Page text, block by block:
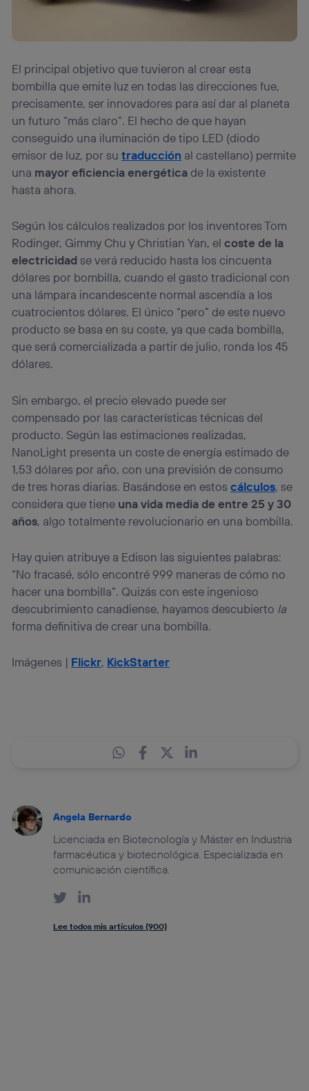
El principal objetivo que tuvieron al crear esta
bombilla que emite luz en todas las direcciones fue,
precisamente, ser innovadores para así dar al planeta
un futuro “más claro”. El hecho de que hayan
conseguido una iluminación de tipo LED (diodo
emisor de luz, por sutraducción al castellano) permite
una mayor eficiencia energéticade la existente
hasta ahora.
Según los cálculos realizados por los inventores Tom
Rodinger, Gimmy Chu y Christian Yan, elcoste de la
electricidadse verá reducido hasta los cincuenta
dólares por bombilla, cuando el gasto tradicional con
una lámpara incandescente normal ascendía a los
cuatrocientos dólares. El único “pero” de este nuevo
producto se basa en su coste, ya que cada bombilla,
que será comercializada a partir de julio, ronda los 45
dólares.
Sin embargo, el precio elevado puede ser
compensado por las características técnicas del
producto. Según las estimaciones realizadas,
NanoLight presenta un coste de energía estimado de
1,53 dólares por año, con una previsión de consumo
de tres horas diarias. Basándose en estoscálculos, se
considera que tiene una vida media de entre 25 y 30
años, algo totalmente revolucionario en una bombilla.
Hay quien atribuye a Edison las siguientes palabras:
“No fracasé, sólo encontré 999 maneras de cómo no
hacer una bombilla”. Quizás con este ingenioso
descubrimiento canadiense, hayamos descubierto la
forma definitiva de crear una bombilla.
Imágenes | Flickr, KickStarter
Angela Bernardo
Licenciada en Biotecnología y Máster en Industria
farmacéutica y biotecnológica. Especializada en
comunicación científica.
Lee todos mis artículos (900)